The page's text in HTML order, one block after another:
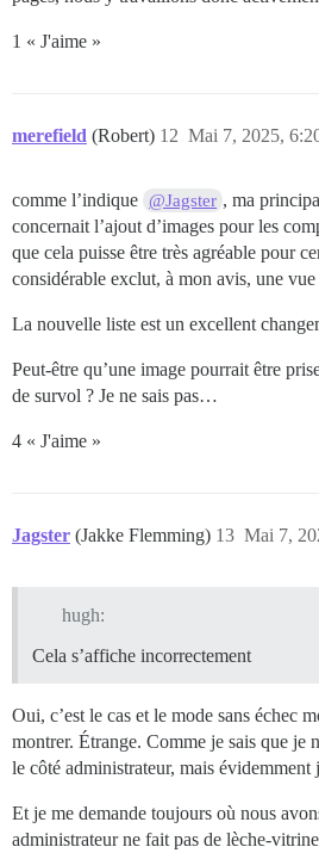
1 « J'aime »
merefield (Robert) Mai 7, 2025,
12
comme l’indique @Jagster , ma
concernait l’ajout d’images pour les
que cela puisse être très agréable pour
considérable exclut, à mon avis, une vue
La nouvelle liste est un excellent
Peut-être qu’une image pourrait être
de survol ? Je ne sais pas…
4 « J'aime »
Jagster (Jakke Flemming) Mai 7,
13
hugh:
Cela s’affiche incorrectement
Oui, c’est le cas et le mode sans échec
montrer. Étrange. Comme je sais que je
le côté administrateur, mais évidemment
Et je me demande toujours où nous
administrateur ne fait pas de lèche-